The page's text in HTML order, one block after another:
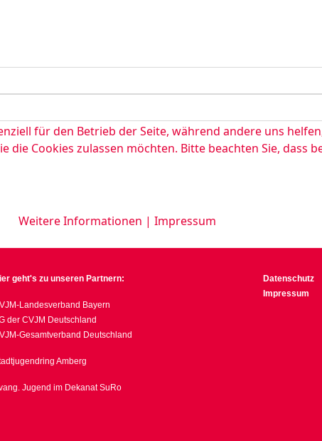
geht's zu unseren Partnern:
Landesverband Bayern
der CVJM Deutschland
Gesamtverband Deutschland
Amberg
Jugend im Dekanat SuRo
Datenschutz
Impressum
für den Betrieb der Seite, während andere uns
die Cookies zulassen möchten. Bitte beachten Sie,
Weitere Informationen | Impressum